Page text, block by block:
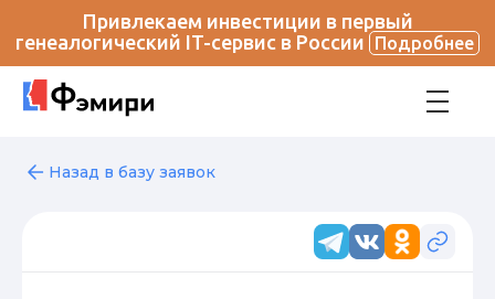
Привлекаем инвестиции в первый
генеалогический IT-сервис в России
Подробнее
Назад в базу заявок